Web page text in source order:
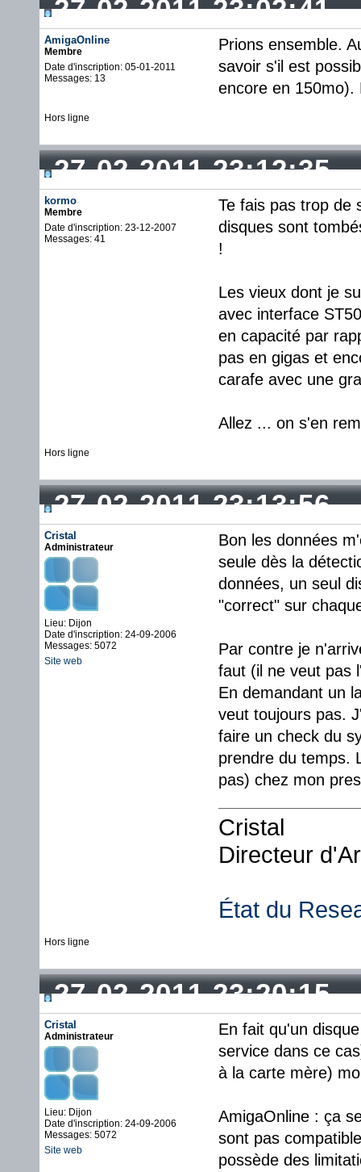
27-02-2011 23:02:41
AmigaOnline
Membre
Date d'inscription: 05-01-2011
Messages: 13
Prions ensemble.
savoir s'il est
encore en 150mo).
Hors ligne
27-02-2011 23:12:35
kormo
Membre
Date d'inscription: 23-12-2007
Messages: 41
Te fais pas trop de
disques sont
!
Les vieux dont je
avec interface
en capacité par
pas en gigas et
carafe avec une
Allez ... on s'en
Hors ligne
27-02-2011 23:13:56
Cristal
Administrateur
Lieu: Dijon
Date d'inscription: 24-09-2006
Messages: 5072
Site web
Bon les données
seule dès la
données, un seul
"correct" sur
Par contre je
faut (il ne veut pas
En demandant un
veut toujours pas.
faire un check du
prendre du temps.
pas) chez mon
Cristal
Directeur
État du
Hors ligne
27-02-2011 23:20:15
Cristal
Administrateur
Lieu: Dijon
Date d'inscription: 24-09-2006
Messages: 5072
Site web
En fait qu'un
service dans ce
à la carte mère)
AmigaOnline : ça
sont pas
possède des